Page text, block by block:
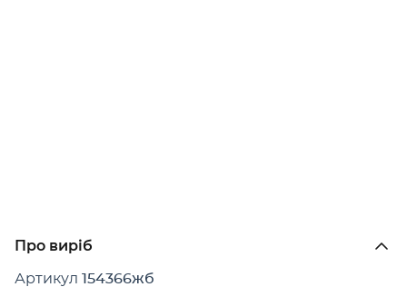
Про виріб
Артикул 154366жб